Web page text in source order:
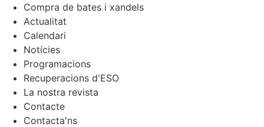
Compra de bates i xandels
Actualitat
Calendari
Notícies
Programacions
Recuperacions d'ESO
La nostra revista
Contacte
Contacta'ns